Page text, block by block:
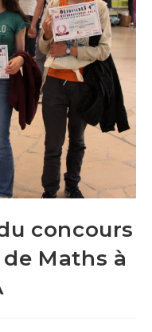
concours
Maths à